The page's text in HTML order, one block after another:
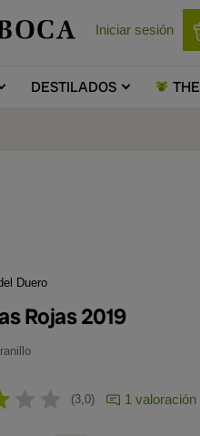
Iniciar sesión
DESTILADOS THE
Duero
Rojas 2019
3,0 1 valoración